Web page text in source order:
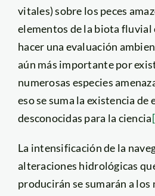
vitales) sobre los peces
elementos de la biota fluvial
hacer una evaluación
aún más importante por
numerosas especies
eso se suma la existencia de
desconocidas para la ciencia
La intensificación de la
alteraciones hidrológicas
producirán se sumarán a los